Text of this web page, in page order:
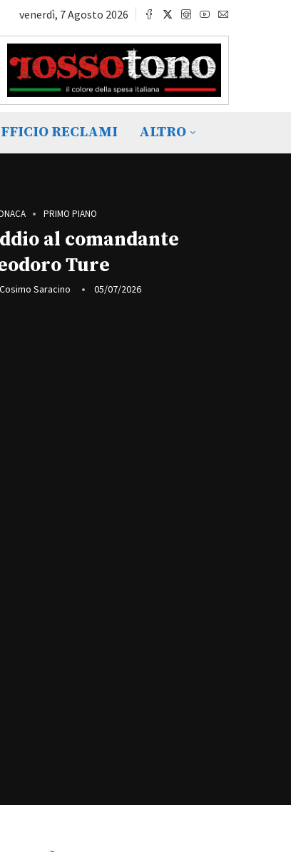
venerdì, 7 Agosto 2026
RECLAMI ALTRO
PRIMO PIANO
al comandante
Ture
Cosimo Saracino 05/07/2026